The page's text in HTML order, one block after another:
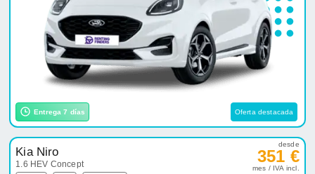
Entrega 7 días Oferta destacada
Kia Niro
1.6 HEV Concept
desde
351 €
mes / IVA incl.